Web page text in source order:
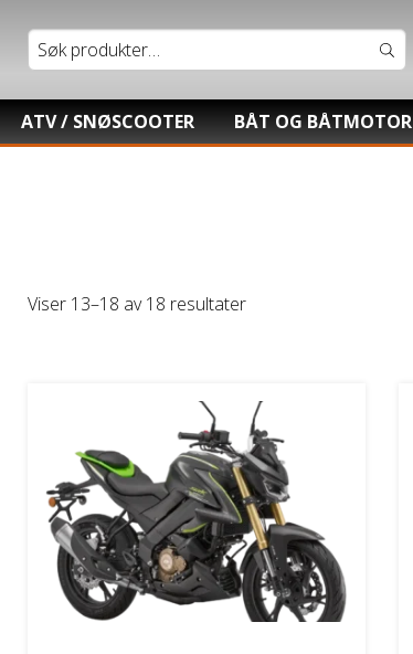
ATV / SNØSCOOTER
TGB ATV
BÅT OG BÅTMOTOR
Viser 13–18 av 18 resultater